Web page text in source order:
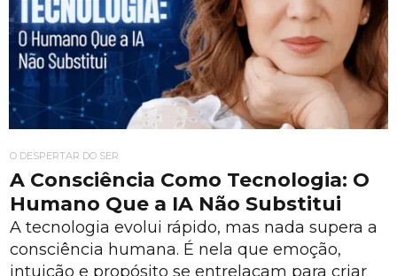
O DESPERTAR DO SER
A Consciência Como Tecnologia: O
Humano Que a IA Não Substitui
A tecnologia evolui rápido, mas nada supera a
consciência humana. É nela que emoção,
intuição e propósito se entrelaçam para criar